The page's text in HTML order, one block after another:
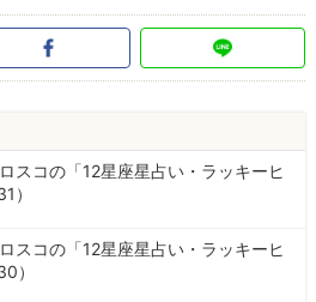
スコの「12星座星占い・ラッキーヒ
）
スコの「12星座星占い・ラッキーヒ
）